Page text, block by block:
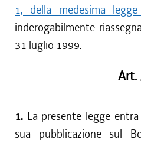
1, della medesima
inderogabilmente
31 luglio 1999.
Art.
1. La presente legge
sua pubblicazione sul